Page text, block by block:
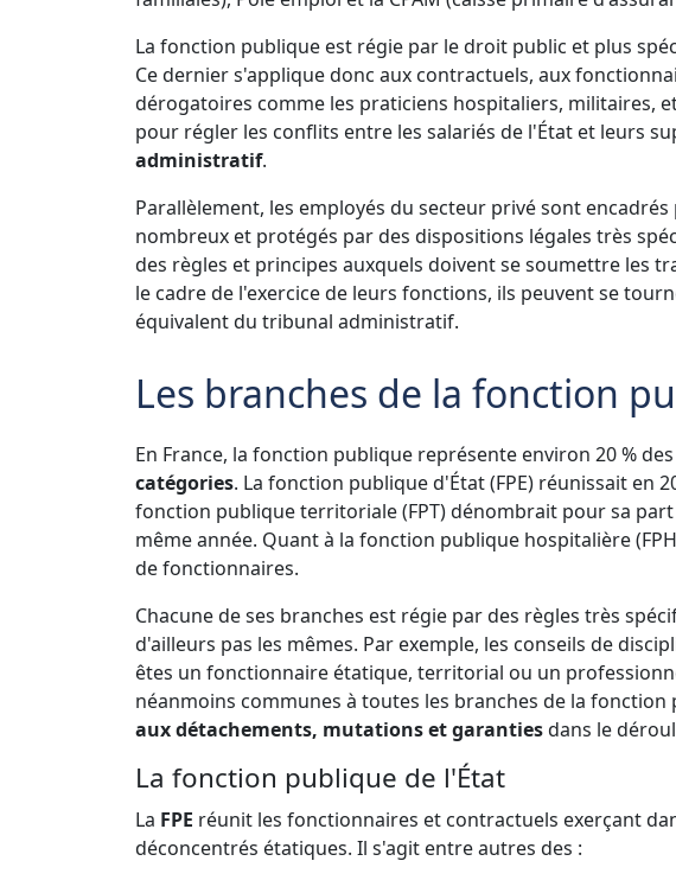
La fonction publique est régie par le droit public et plus
Ce dernier s'applique donc aux contractuels, aux
dérogatoires comme les praticiens hospitaliers, militaires,
pour régler les conflits entre les salariés de l'État et leurs
administratif.
Parallèlement, les employés du secteur privé sont
nombreux et protégés par des dispositions légales très
des règles et principes auxquels doivent se soumettre les
le cadre de l'exercice de leurs fonctions, ils peuvent se
équivalent du tribunal administratif.
Les branches de la fonction
En France, la fonction publique représente environ 20 %
catégories. La fonction publique d'État (FPE) réunissait en
fonction publique territoriale (FPT) dénombrait pour sa
même année. Quant à la fonction publique hospitalière
de fonctionnaires.
Chacune de ses branches est régie par des règles très
d'ailleurs pas les mêmes. Par exemple, les conseils de
êtes un fonctionnaire étatique, territorial ou un
néanmoins communes à toutes les branches de la fonction
aux détachements, mutations et garantiesdans le
La fonction publique de l'État
La FPE réunit les fonctionnaires et contractuels exerçant
déconcentrés étatiques. Il s'agit entre autres des :